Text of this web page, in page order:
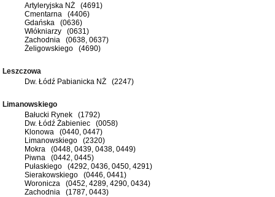
Artyleryjska NŻ (4691)
Cmentarna (4406)
Gdańska (0636)
Włókniarzy (0631)
Zachodnia (0638, 0637)
Żeligowskiego (4690)
Leszczowa
Dw. Łódź Pabianicka NŻ (2247)
Limanowskiego
Bałucki Rynek (1792)
Dw. Łódź Żabieniec (0058)
Klonowa (0440, 0447)
Limanowskiego (2320)
Mokra (0448, 0439, 0438, 0449)
Piwna (0442, 0445)
Pułaskiego (4292, 0436, 0450, 4291)
Sierakowskiego (0446, 0441)
Woronicza (0452, 4289, 4290, 0434)
Zachodnia (1787, 0443)